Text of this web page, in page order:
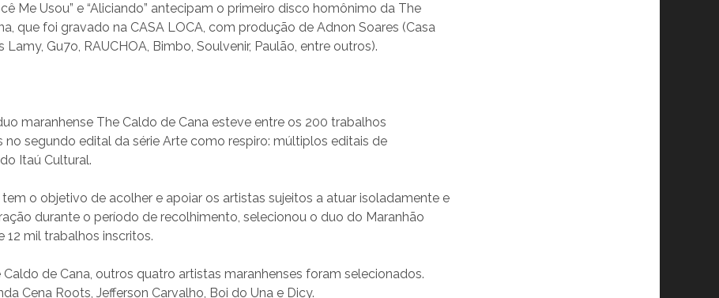
Me Usou” e “Aliciando” antecipam o primeiro disco homônimo da The
que foi gravado na CASA LOCA, com produção de Adnon Soares (Casa
Lamy, Gu7o, RAUCHOA, Bimbo, Soulvenir, Paulão, entre outros).
maranhense The Caldo de Cana esteve entre os 200 trabalhos
no segundo edital da série Arte como respiro: múltiplos editais de
Itaú Cultural.
tem o objetivo de acolher e apoiar os artistas sujeitos a atuar isoladamente e
durante o período de recolhimento, selecionou o duo do Maranhão
12 mil trabalhos inscritos.
de Cana, outros quatro artistas maranhenses foram selecionados.
Cena Roots, Jefferson Carvalho, Boi do Una e Dicy.